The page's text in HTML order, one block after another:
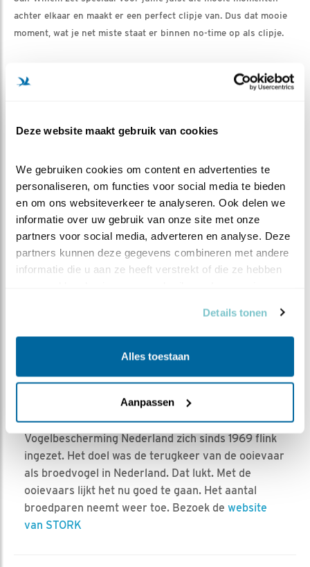
Deze website maakt gebruik van cookies
We gebruiken cookies om content en advertenties te
personaliseren, om functies voor social media te bieden
en om ons websiteverkeer te analyseren. Ook delen we
informatie over uw gebruik van onze site met onze
partners voor social media, adverteren en analyse. Deze
partners kunnen deze gegevens combineren met andere
informatie die u aan ze heeft verstrekt of die ze hebben
Details tonen
Alles toestaan
Aanpassen
achter elkaar en maakt er een perfect clipje van. Dus dat mooie
moment, wat je net miste staat er binnen no-time op als clipje.
Dan rest ons allen niets anders dan jullie weer heel veel plezier
Heel veel plezier, namens het hele team, inclusief de mensen
Groetjes, Leo
Nederlandse vogel: de ooievaar. STORK is een
vrijwilligersorganisatie, die zich belangeloos inzet
voor de ooievaars in Nederland. In de jaren zestig
uitgestorven, door het gebruik van zware
pesticiden zoals DDT. Om de ooievaar te laten
terugkeren, hebben vele vrijwilligers en
Vogelbescherming Nederland zich sinds 1969 flink
ingezet. Het doel was de terugkeer van de ooievaar
als broedvogel in Nederland. Dat lukt. Met de
ooievaars lijkt het nu goed te gaan. Het aantal
broedparen neemt weer toe. Bezoek de website
van STORK